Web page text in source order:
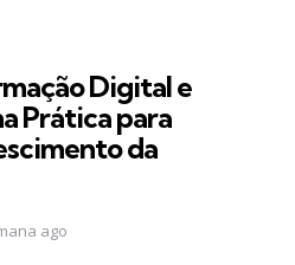
Digital e
Prática para
da
ago